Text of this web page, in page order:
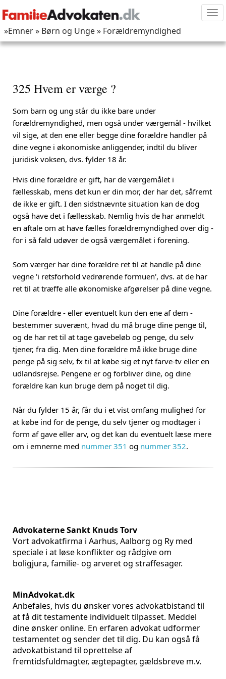
»Emner» Børn og Unge» Forældremyndighed
325 Hvem er værge ?
Som barn og ung står du ikke bare under
forældremyndighed, men også under værgemål - hvilket
vil sige, at den ene eller begge dine forældre handler på
dine vegne i økonomiske anliggender, indtil du bliver
juridisk voksen, dvs. fylder 18 år.
Hvis dine forældre er gift, har de værgemålet i
fællesskab, mens det kun er din mor, der har det, såfremt
de ikke er gift. I den sidstnævnte situation kan de dog
også have det i fællesskab. Nemlig hvis de har anmeldt
en aftale om at have fælles forældremyndighed over dig -
for i så fald udøver de også værgemålet i forening.
Som værger har dine forældre ret til at handle på dine
vegne 'i retsforhold vedrørende formuen', dvs. at de har
ret til at træffe alle økonomiske afgørelser på dine vegne.
Dine forældre - eller eventuelt kun den ene af dem -
bestemmer suverænt, hvad du må bruge dine penge til,
og de har ret til at tage gavebeløb og penge, du selv
tjener, fra dig. Men dine forældre må ikke bruge dine
penge på sig selv, fx til at købe sig et nyt farve-tv eller en
udlandsrejse. Pengene er og forbliver dine, og dine
forældre kan kun bruge dem på noget til dig.
Når du fylder 15 år, får du i et vist omfang mulighed for
at købe ind for de penge, du selv tjener og modtager i
form af gave eller arv, og det kan du eventuelt læse mere
om i emnerne med nummer 351 og nummer 352.
Advokaterne Sankt Knuds Torv
Vort advokatfirma i Aarhus, Aalborg og Ry med
speciale i at løse konflikter og rådgive om
boligjura, familie- og arveret og straffesager.
MinAdvokat.dk
Anbefales, hvis du ønsker vores advokatbistand til
at få dit testamente individuelt tilpasset. Meddel
dine ønsker online. En erfaren advokat udformer
testamentet og sender det til dig. Du kan også få
advokatbistand til oprettelse af
fremtidsfuldmagter, ægtepagter, gældsbreve m.v.